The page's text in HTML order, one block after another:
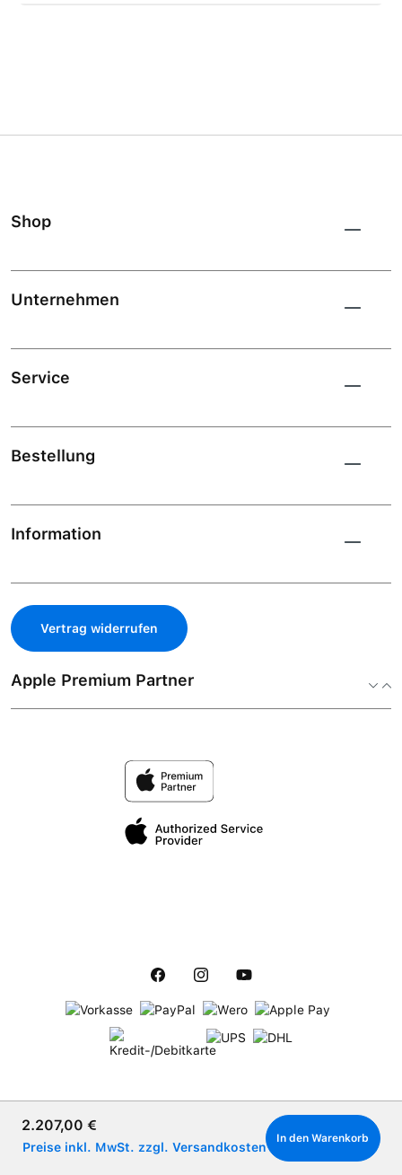
Verkaufspreis:
2.207,00 €
Preise inkl. MwSt. zzgl. Versandkosten
In den Warenkorb
Shop
Unternehmen
Service
Bestellung
Information
Vertrag widerrufen
Apple Premium Partner